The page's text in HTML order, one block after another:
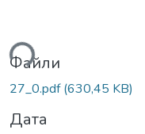
Файли
27_0.pdf(630,45 KB)
Дата